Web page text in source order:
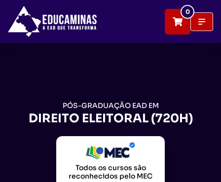
0
PÓS-GRADUAÇÃO EAD EM
DIREITO ELEITORAL (720H)
Todos os cursos são
reconhecidos pelo MEC